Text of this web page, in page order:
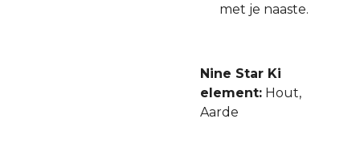
met je naaste.
Nine Star Ki
element: Hout,
Aarde